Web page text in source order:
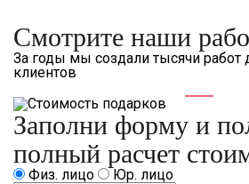
Смотрите наши
За годы мы создали тысячи
клиентов
Заполни форму и
полный расчет
Физ. лицо Юр. лицо